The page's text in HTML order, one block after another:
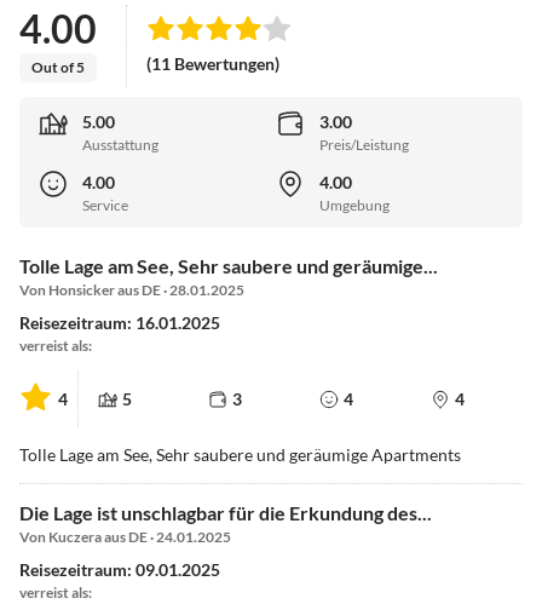
4.00
Out of 5 (11 Bewertungen)
5.00
Ausstattung
3.00
Preis/Leistung
4.00
Service
4.00
Umgebung
Tolle Lage am See, Sehr saubere und geräumige...
Von Honsicker aus DE · 28.01.2025
Reisezeitraum: 16.01.2025
verreist als:
4 5 3 4 4
Tolle Lage am See, Sehr saubere und geräumige Apartments
Die Lage ist unschlagbar für die Erkundung des...
Von Kuczera aus DE · 24.01.2025
Reisezeitraum: 09.01.2025
verreist als: